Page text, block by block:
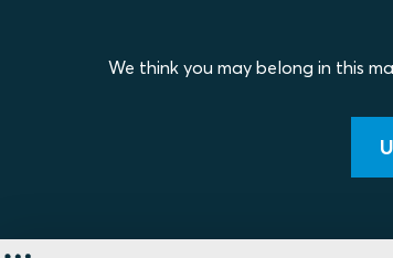
We think you may belong in this